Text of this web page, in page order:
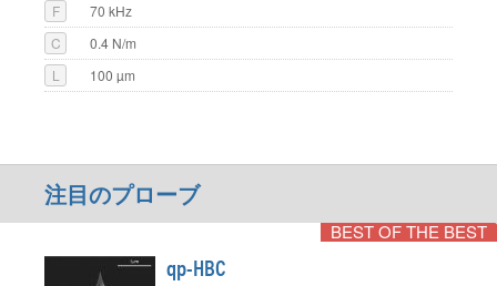
F
70 kHz
C
0.4 N/m
L
100 µm
注目のプローブ
BEST OF THE BEST
qp-HBC